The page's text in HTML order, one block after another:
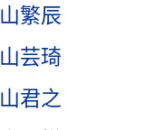
山繁辰
山芸琦
山君之